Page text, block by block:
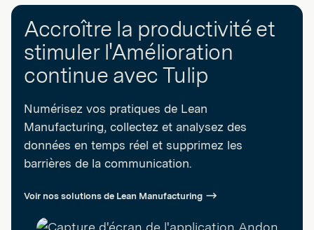
Accroître la productivité et
stimuler l'Amélioration
continue avec Tulip
Numérisez vos pratiques de Lean
Manufacturing, collectez et analysez des
données en temps réel et supprimez les
barrières de la communication.
Voir nos solutions de Lean Manufacturing